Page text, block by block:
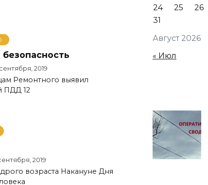
2019
Ремонтного выявил
ПДД 12
2019
возраста Накануне Дня
Август 2026
24
25 26
31
« Июл